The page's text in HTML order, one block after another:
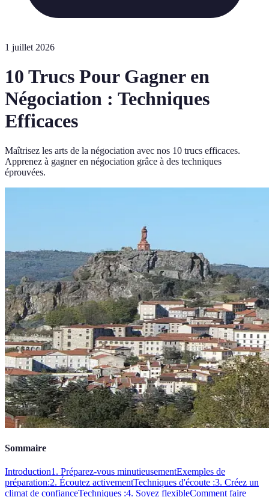
1 juillet 2026
10 Trucs Pour Gagner en
Négociation : Techniques
Efficaces
Maîtrisez les arts de la négociation avec nos 10 trucs efficaces.
Apprenez à gagner en négociation grâce à des techniques
éprouvées.
Sommaire
Introduction1. Préparez-vous minutieusementExemples de
préparation:2. Écoutez activementTechniques d'écoute :3. Créez un
climat de confianceTechniques :4. Soyez flexibleComment faire